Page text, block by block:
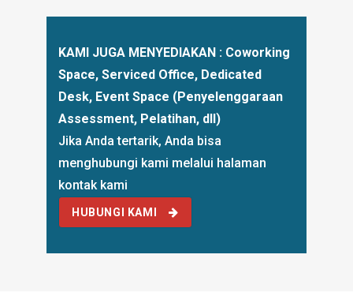
KAMI JUGA MENYEDIAKAN : Coworking
Space, Serviced Office, Dedicated
Desk, Event Space (Penyelenggaraan
Assessment, Pelatihan, dll)
Jika Anda tertarik, Anda bisa
menghubungi kami melalui halaman
kontak kami
HUBUNGI KAMI